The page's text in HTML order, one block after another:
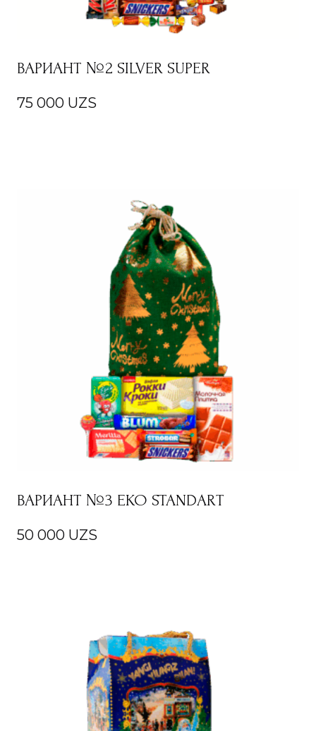
ВАРИАНТ №2 SILVER SUPER
75 000 UZS
ВАРИАНТ №3 EKO STANDART
50 000 UZS